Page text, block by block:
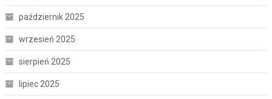
październik 2025
wrzesień 2025
sierpień 2025
lipiec 2025